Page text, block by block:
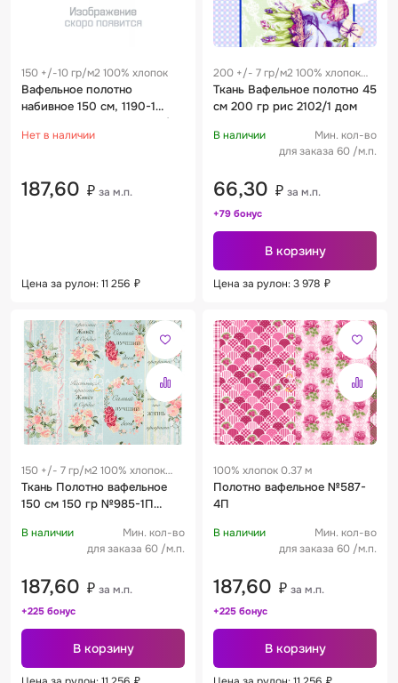
150 +/-10 гр/м2 100% хлопок
Вафельное полотно
набивное 150 см, 1190-1
Цветочная мелодия 150 +/- 9
г/м2
Нет в наличии
187,60 ₽ за м.п.
Цена за рулон: 11 256 ₽
200 +/- 7 гр/м2 100% хлопок
0.3 м
Ткань Вафельное полотно 45
см 200 гр рис 2102/1 дом
В наличии
Мин. кол-во
для заказа 60 /м.п.
66,30 ₽ за м.п.
+79 бонус
В корзину
Цена за рулон: 3 978 ₽
150 +/- 7 гр/м2 100% хлопок
0.37 м
Ткань Полотно вафельное
150 см 150 гр №985-1П
В наличии
Мин. кол-во
для заказа 60 /м.п.
187,60 ₽ за м.п.
+225 бонус
В корзину
100% хлопок 0.37 м
Полотно вафельное №587-
4П
В наличии
Мин. кол-во
для заказа 60 /м.п.
187,60 ₽ за м.п.
+225 бонус
В корзину